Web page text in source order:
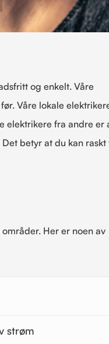
og enkelt. Våre
Våre lokale
elektrikere fra andre er
betyr at du kan raskt
Her er noen av
strøm